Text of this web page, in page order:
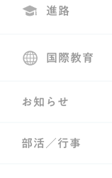
進路
国際教育
お知らせ
部活／行事